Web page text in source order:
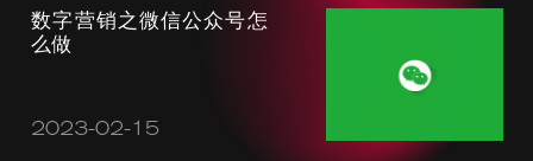
数字营销之微信公众号怎
么做
2023-02-15